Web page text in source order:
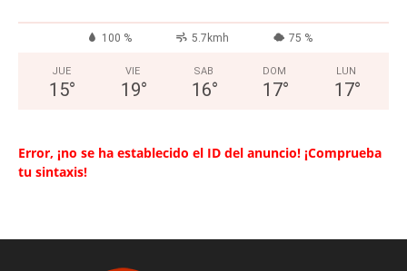
100 % 5.7kmh 75 %
JUE
15°
VIE
19°
SAB
16°
DOM
17°
LUN
17°
Error, ¡no se ha establecido el ID del anuncio! ¡Comprueba
tu sintaxis!